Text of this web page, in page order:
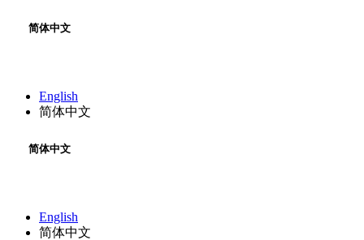
简体中文
English
简体中文
简体中文
English
简体中文